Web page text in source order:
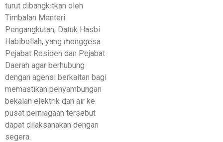
turut dibangkitkan oleh
Timbalan Menteri
Pengangkutan, Datuk Hasbi
Habibollah, yang menggesa
Pejabat Residen dan Pejabat
Daerah agar berhubung
dengan agensi berkaitan bagi
memastikan penyambungan
bekalan elektrik dan air ke
pusat perniagaan tersebut
dapat dilaksanakan dengan
segera.